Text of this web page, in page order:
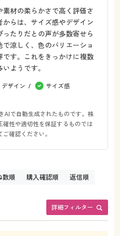
材の柔らかさで高く評価さ
らは、サイズ感やデザイン
たりだとの声が多数寄せら
涼しく、色のバリエーショ
です。これをきっかけに複数
ようです。
デザイン
サイズ感
AIで自動生成されたものです。株
性や適切性を保証するものでは
確認ください。
詳細フィルター
数順 購入確認順
返信順